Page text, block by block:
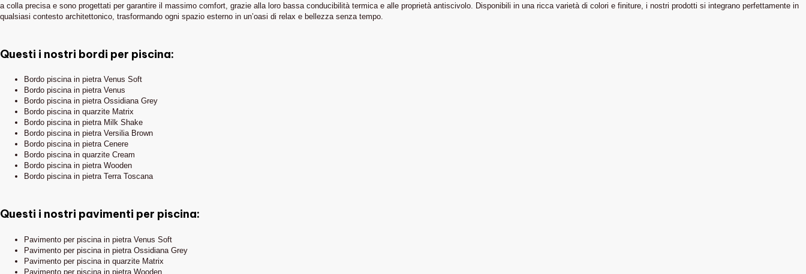
a colla precisa e sono progettati per garantire il massimo comfort, grazie alla loro bassa conducibilità termica e alle proprietà antiscivolo. Disponibili in una ricca varietà di colori e finiture, i nostri prodotti si integrano perfettamente in
qualsiasi contesto architettonico, trasformando ogni spazio esterno in un’oasi di relax e bellezza senza tempo.
Questi i nostri bordi per piscina:
Bordo piscina in pietra Venus Soft
Bordo piscina in pietra Venus
Bordo piscina in pietra Ossidiana Grey
Bordo piscina in quarzite Matrix
Bordo piscina in pietra Milk Shake
Bordo piscina in pietra Versilia Brown
Bordo piscina in pietra Cenere
Bordo piscina in quarzite Cream
Bordo piscina in pietra Wooden
Bordo piscina in pietra Terra Toscana
Questi i nostri pavimenti per piscina:
Pavimento per piscina in pietra Venus Soft
Pavimento per piscina in pietra Ossidiana Grey
Pavimento per piscina in quarzite Matrix
Pavimento per piscina in pietra Wooden